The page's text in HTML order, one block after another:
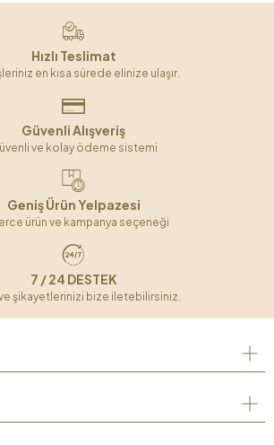
Hızlı Teslimat
en kısa sürede elinize ulaşır.
Güvenli Alışveriş
ve kolay ödeme sistemi
Geniş Ürün Yelpazesi
ürün ve kampanya seçeneği
7 / 24 DESTEK
şikayetlerinizi bize iletebilirsiniz.